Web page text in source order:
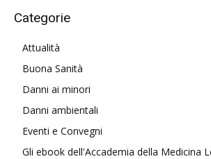
Categorie
Attualità
Buona Sanità
Danni ai minori
Danni ambientali
Eventi e Convegni
Gli ebook dell'Accademia della Medicina